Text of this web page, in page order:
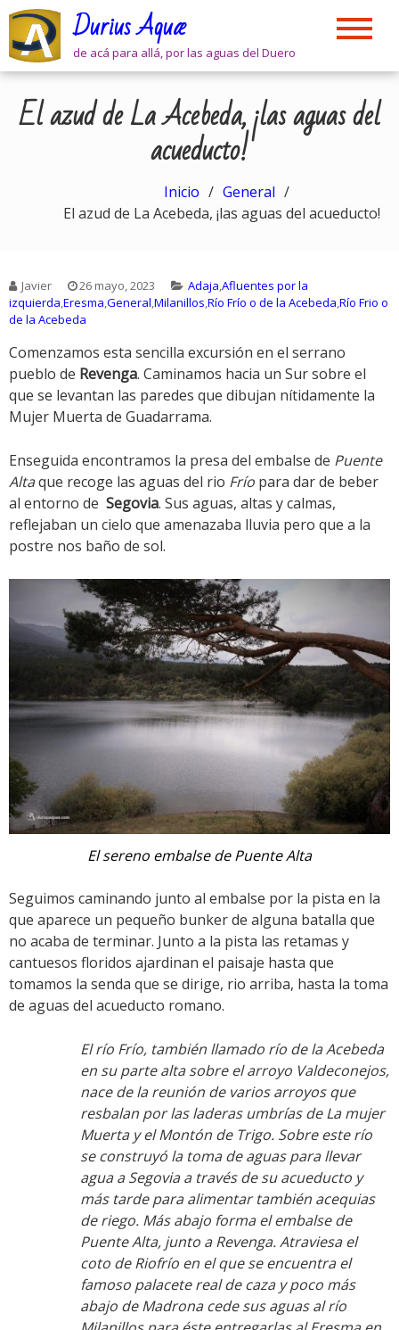
Skip
content
Durius Aquæ
de acá para allá, por las aguas del Duero
El azud de La Acebeda, ¡las aguas del
acueducto!
Inicio
General
El azud de La Acebeda, ¡las aguas del acueducto!
Javier 26 mayo, 2023 Adaja,Afluentes por la
izquierda,Eresma,General,Milanillos,Río Frío o de la Acebeda,Río Frio o
de la Acebeda
Comenzamos esta sencilla excursión en el serrano
pueblo de Revenga. Caminamos hacia un Sur sobre el
que se levantan las paredes que dibujan nítidamente la
Mujer Muerta de Guadarrama.
Enseguida encontramos la presa del embalse de Puente
Altaque recoge las aguas del rio Frío para dar de beber
al entorno de Segovia. Sus aguas, altas y calmas,
reflejaban un cielo que amenazaba lluvia pero que a la
postre nos baño de sol.
El sereno embalse de Puente Alta
Seguimos caminando junto al embalse por la pista en la
que aparece un pequeño bunker de alguna batalla que
no acaba de terminar. Junto a la pista las retamas y
cantuesos floridos ajardinan el paisaje hasta que
tomamos la senda que se dirige, rio arriba, hasta la toma
de aguas del acueducto romano.
El río Frío, también llamado río de la Acebeda
en su parte alta sobre el arroyo Valdeconejos,
nace de la reunión de varios arroyos que
resbalan por las laderas umbrías de La mujer
Muerta y el Montón de Trigo. Sobre este río
se construyó la toma de aguas para llevar
agua a Segovia a través de su acueducto y
más tarde para alimentar también acequias
de riego. Más abajo forma el embalse de
Puente Alta, junto a Revenga. Atraviesa el
coto de Riofrío en el que se encuentra el
famoso palacete real de caza y poco más
abajo de Madrona cede sus aguas al río